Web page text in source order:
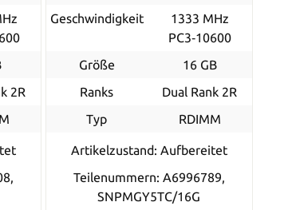
2R
Geschwindigkeit
1333 MHz
PC3‑10600
Größe
16 GB
Ranks
Dual Rank 2R
Typ
RDIMM
Artikelzustand: Aufbereitet
Teilenummern: A6996789,
SNPMGY5TC/16G